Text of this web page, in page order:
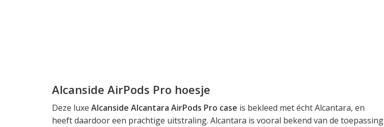
Alcanside AirPods Pro hoesje
Deze luxe Alcanside Alcantara AirPods Pro case is bekleed met écht Alcantara, en
heeft daardoor een prachtige uitstraling. Alcantara is vooral bekend van de toepassing